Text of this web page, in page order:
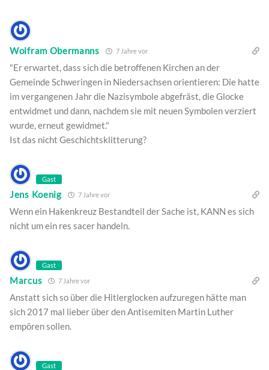
Wolfram Obermanns 7 Jahre vor
"Er erwartet, dass sich die betroffenen Kirchen an der
Gemeinde Schweringen in Niedersachsen orientieren: Die hatte
im vergangenen Jahr die Nazisymbole abgefräst, die Glocke
entwidmet und dann, nachdem sie mit neuen Symbolen verziert
wurde, erneut gewidmet."
Ist das nicht Geschichtsklitterung?
Gast
Jens Koenig 7 Jahre vor
Wenn ein Hakenkreuz Bestandteil der Sache ist, KANN es sich
nicht um ein res sacer handeln.
Gast
Marcus 7 Jahre vor
Anstatt sich so über die Hitlerglocken aufzuregen hätte man
sich 2017 mal lieber über den Antisemiten Martin Luther
empören sollen.
Gast